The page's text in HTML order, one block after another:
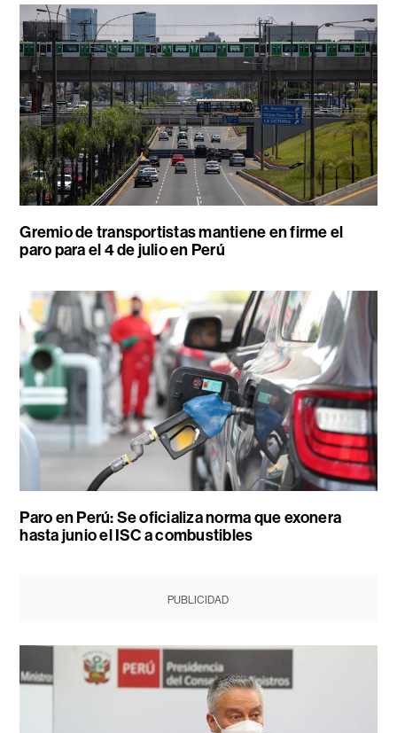
Gremio de transportistas mantiene en firme el
paro para el 4 de julio en Perú
Paro en Perú: Se oficializa norma que exonera
hasta junio el ISC a combustibles
PUBLICIDAD